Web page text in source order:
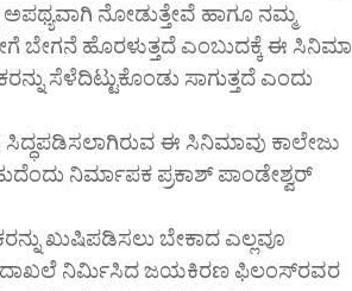
ಅಪಥ್ಯವಾಗಿ ನೋಡುತ್ತೇವೆ ಹಾಗೂ ನಮ್ಮ
ಬೇಗನೆ ಹೊರಳುತ್ತದೆ ಎಂಬುದಕ್ಕೆ ಈ ಸಿನಿಮಾ
ಸೆಳೆದಿಟ್ಟುಕೊಂಡು ಸಾಗುತ್ತದೆ ಎಂದು
ಈ ಸಿನಿಮಾವು ಕಾಲೇಜು
ನಿರ್ಮಾಪಕ ಪ್ರಕಾಶ್ ಪಾಂಡೇಶ್ವರ್
ಖುಷಿಪಡಿಸಲು ಬೇಕಾದ ಎಲ್ಲವೂ
ದಾಖಲೆ ನಿರ್ಮಿಸಿದ ಜಯಕಿರಣ ಫಿಲಂಸ್‌ರವರ